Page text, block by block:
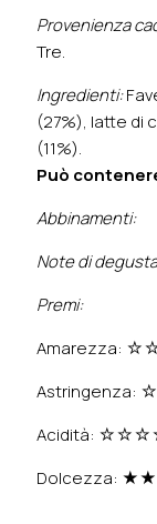
Provenienza
Tre.
Ingredienti:
(27%), latte di
(11%).
Può
Abbinamenti:
Note di
Premi:
Amarezza:
Acidità:
Dolcezza: